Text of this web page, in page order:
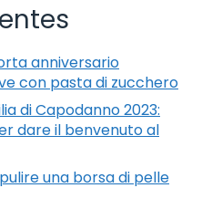
anniversario
con pasta di zucchero
di Capodanno 2023:
dare il benvenuto al
una borsa di pelle